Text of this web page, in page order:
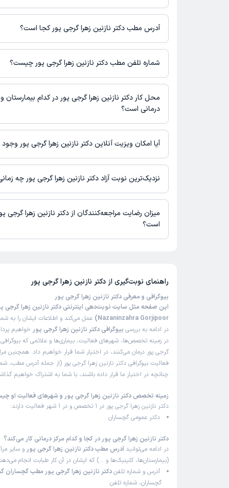
برای اطلاع از هزینه ویزیت دکتر نازنین زهرا گرجی پور، لازم است
آدرس مطب دکتر نازنین زهرا گرجی پور کجا است؟
دکتر نازنین زهرا گرجی پور 1 مطب فعال دارند. آدرس
به شرح زیر است.
شماره تلفن مطب دکتر نازنین زهرا گرجی پور چیست؟
مطب گچساران : شماره تماس مطب دکتر نازنین زهرا گرجی پور
صفحه ثبت نشده است.
محل کار دکتر نازنین زهرا گرجی پور در کدام بیمارستان و
درمانی است؟
اطلاعاتی درباره محل فعالیت دکتر نازنین زهرا گرجی پور در مراکز
نیست.
آیا امکان ویزیت آنلاین دکتر نازنین زهرا گرجی پور وجود
در حال حاضر اطلاعاتی درباره ارائه ویزیت آنلاین توسط دکتر نازنین
دسترس نیست. برای دریافت اطلاعات دقیق‌تر، لطفاً با مطب تماس
نزدیک‌ترین نوبت آزاد دکتر نازنین زهرا گرجی پور چه
زمان نوبت‌دهی و پذیرش بیماران با هماهنگی مطب مشخص می‌شود.
میزان رضایت مراجعه‌کنندگان از دکتر نازنین زهرا گرجی
است؟
راهنمای نوبت‌گیری از دکتر نازنین زهرا گرجی پور
بیوگرافی و معرفی دکتر نازنین زهرا گرجی پور
Nazaninzahra Gorjipoor)
عمل می‌کند و اطلاعات ایشان را به
در ادامه به بررسی بیوگرافی دکتر نازنین زهرا گرجی پور خواهیم
در زمینه تخصص‌ها، شهرهای فعالیت، بیماری‌ها و علائمی که بیوگرافی
گرجی پور درمان می‌کنند، در اختیار شما قرار خواهیم داد. همچنین
فعالیت بیوگرافی دکتر نازنین زهرا گرجی پور (از جمله آدرس مطب،
چنانچه در اختیار ما قرار داده باشند، با شما به اشتراک خواهیم
زمینه تخصص دکتر نازنین زهرا گرجی پور و شهرهای فعالیت او
دکتر نازنین زهرا گرجی پور در 1 تخصص و در 1 شهر فعالیت دارند:
دکتر عمومی گچساران
دکتر نازنین زهرا گرجی پور در کجا و کدام مرکز درمانی کار می‌کند؟
در ادامه می‌توانید آدرس مطب دکتر نازنین زهرا گرجی پور و سایر
(بیمارستان‌ها، کلینیک‌ها و …) که ایشان در آن کار طبابت انجام
آدرس و شماره تلفندکتر نازنین زهرا گرجی پور مطب گچساران
گچساران، شماره تلفن: